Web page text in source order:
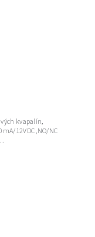
kvapalín,
12VDC ,NO/NC